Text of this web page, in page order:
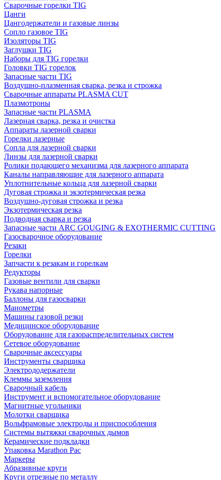
Сварочные горелки TIG
Цанги
Цангодержатели и газовые линзы
Сопло газовое TIG
Изоляторы TIG
Заглушки TIG
Наборы для TIG горелки
Головки TIG горелок
Запасные части TIG
Воздушно-плазменная сварка, резка и строжка
Сварочные аппараты PLASMA CUT
Плазмотроны
Запасные части PLASMA
Лазерная сварка, резка и очистка
Аппараты лазерной сварки
Горелки лазерные
Сопла для лазерной сварки
Линзы для лазерной сварки
Ролики подающего механизма для лазерного аппарата
Каналы направляющие для лазерного аппарата
Уплотнительные кольца для лазерной сварки
Дуговая строжка и экзотермическая резка
Воздушно-дуговая строжка и резка
Экзотермическая резка
Подводная сварка и резка
Запасные части ARC GOUGING & EXOTHERMIC CUTTING
Газосварочное оборудование
Резаки
Горелки
Запчасти к резакам и горелкам
Редукторы
Газовые вентили для сварки
Рукава напорные
Баллоны для газосварки
Манометры
Машины газовой резки
Медицинское оборудование
Оборудование для газораспределительных систем
Сетевое оборудование
Сварочные аксессуары
Инструменты сварщика
Электрододержатели
Клеммы заземления
Сварочный кабель
Инструмент и вспомогательное оборудование
Магнитные угольники
Молотки сварщика
Вольфрамовые электроды и приспособления
Системы вытяжки сварочных дымов
Керамические подкладки
Упаковка Marathon Pac
Маркеры
Абразивные круги
Круги отрезные по металлу